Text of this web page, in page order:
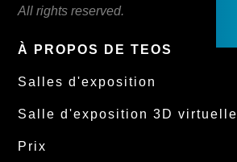
All rights reserved.
À PROPOS DE TEOS
Salles d'exposition
Salle d'exposition 3D virtuelle
Prix